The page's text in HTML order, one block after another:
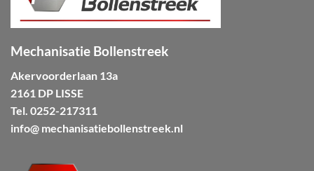
Mechanisatie Bollenstreek
Akervoorderlaan 13a
2161 DP LISSE
Tel. 0252-217311
info@ mechanisatiebollenstreek.nl